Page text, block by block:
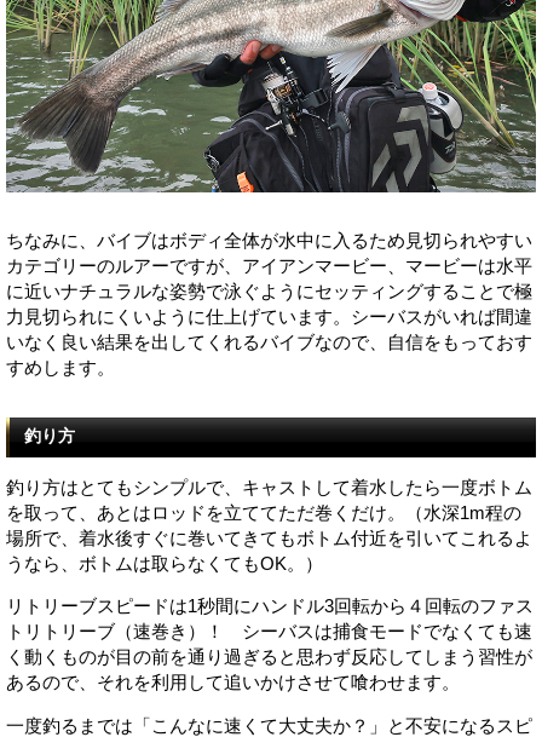
ちなみに、バイブはボディ全体が水中に入るため見切られやすい
カテゴリーのルアーですが、アイアンマービー、マービーは水平
に近いナチュラルな姿勢で泳ぐようにセッティングすることで極
力見切られにくいように仕上げています。シーバスがいれば間違
いなく良い結果を出してくれるバイブなので、自信をもっておす
すめします。
釣り方
釣り方はとてもシンプルで、キャストして着水したら一度ボトム
を取って、あとはロッドを立ててただ巻くだけ。（水深1m程の
場所で、着水後すぐに巻いてきてもボトム付近を引いてこれるよ
うなら、ボトムは取らなくてもOK。）
リトリーブスピードは1秒間にハンドル3回転から４回転のファス
トリトリーブ（速巻き）！ シーバスは捕食モードでなくても速
く動くものが目の前を通り過ぎると思わず反応してしまう習性が
あるので、それを利用して追いかけさせて喰わせます。
一度釣るまでは「こんなに速くて大丈夫か？」と不安になるスピ